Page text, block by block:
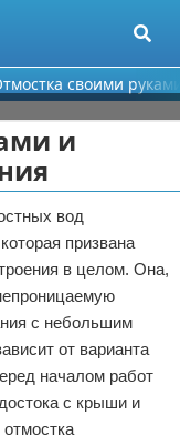
своими
и
вод
призвана
в целом. Она,
с небольшим
от варианта
началом работ
с крыши и